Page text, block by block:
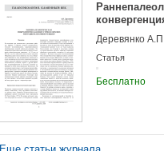
Деревянко
Статья
Бесплатно